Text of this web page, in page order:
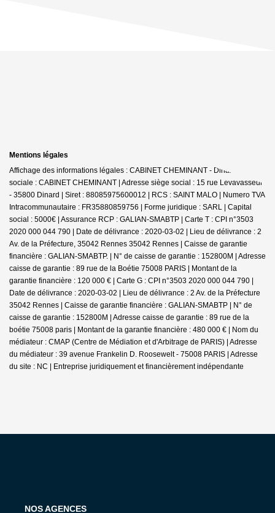
Mentions légales
Affichage des informations légales : CABINET CHEMINANT - Dinard | Raison
sociale : CABINET CHEMINANT | Adresse siège social : 15 rue Levavasseur
- 35800 Dinard | Siret : 88085975600012 | RCS : SAINT MALO | Numero TVA
Intracommunautaire : FR35880859756 | Forme juridique : SARL | Capital
social : 5000€ | Assurance RCP : GALIAN-SMABTP | Carte T : CPI n°3503
2020 000 044 790 | Date de délivrance : 2020-03-02 | Lieu de délivrance : 2
Av. de la Préfecture, 35042 Rennes 35042 Rennes | Caisse de garantie
financière : GALIAN-SMABTP. | N° de caisse de garantie : 152800M | Adresse
caisse de garantie : 89 rue de la Boétie 75008 PARIS | Montant de la
garantie financière : 120 000 € | Carte G : CPI n°3503 2020 000 044 790 |
Date de délivrance : 2020-03-02 | Lieu de délivrance : 2 Av. de la Préfecture
35042 Rennes | Caisse de garantie financière : GALIAN-SMABTP | N° de
caisse de garantie : 152800M | Adresse caisse de garantie : 89 rue de la
boétie 75008 paris | Montant de la garantie financière : 480 000 € | Nom du
médiateur : CMAP (Centre de Médiation et d'Arbitrage de PARIS) | Adresse
du médiateur : 39 avenue Frankelin D. Roosewelt - 75008 PARIS | Adresse
du site : NC | Entreprise juridiquement et financièrement indépendante
NOS AGENCES